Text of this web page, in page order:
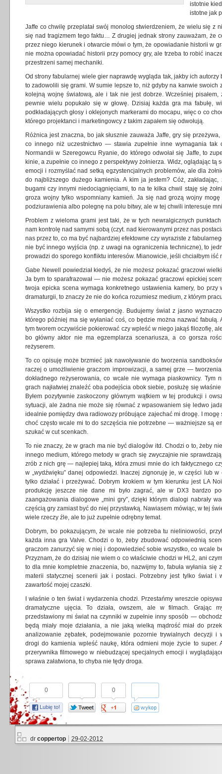
istotnie
istotne jak
Jaffe co chwilę przeplatał swój monolog stwierdzeniem, że wielu się z
się nad tragizmem tego faktu… Z drugiej jednak strony zauważam, że
przez niego kierunek i otwarcie mówi o tym, że opowiadanie historii w
nie można opowiadać historii przy pomocy gry, ale trzeba to robić
przestrzeni samej mechaniki.
Od strony fabularnej wiele gier naprawdę wygląda tak, jakby ich
to zadowolili się grami. W sumie lepsze to, niż gdyby na kanwie swoich
kolejną wojnę światową, ale i tak nie jest dobrze. Wcześniej
pewnie wielu popukało się w głowę. Dzisiaj każda gra ma fabułę,
podkładających głosy i oklejonych markerami do mocapu, więc o co
którego projektanci i marketingowcy z takim zapałem się odwołują.
Różnica jest znaczna, bo jak słusznie zauważa Jaffe, gry się
co innego niż uczestnictwo — stawia zupełnie inne wymagania tak
Normandii w Szeregowcu Ryanie, do którego odwołał się Jaffe, to
kinie, a zupełnie co innego z perspektywy żołnierza. Widz, oglądając tą
emocji i rozmyślać nad setką egzystencjalnych problemów, ale dla
do najbliższego dużego kamienia. A kim ja jestem? Cóż,
bugami czy innymi niedociągnięciami, to na te kilka chwil staję się
groza wojny tylko wspomniany kamień. Ja się nad grozą wojny
podziurawienia albo polegnę na polu bitwy, ale w tej chwili interesuje
Problem z wieloma grami jest taki, że w tych newralgicznych
nam kontrolę nad samymi sobą (czyt. nad kierowanymi przez nas
nas przez to, co ma być najbardziej efektowne czy wyraziste z
nie być innego wyjścia (np. z uwagi na ograniczenia techniczne), to
prowadzi do sporego konfliktu interesów. Mianowicie, jeśli chciałbym iść
Gabe Newell powiedział kiedyś, że nie możesz pokazać graczowi
Ja bym to sparafrazował — nie możesz pokazać graczowi epickiej
twoja epicka scena wymaga konkretnego ustawienia kamery, bo
dramaturgii, to znaczy że nie do końca rozumiesz medium, z którym
Wszystko rozbija się o emergencję. Budujemy świat z jasno
którego później ma się wyłaniać coś, co będzie można nazwać
tym tworem oczywiście pokierować czy wpleść w niego jakąś filozofię,
bo główny aktor nie ma egzemplarza scenariusza, a co gorsza
reżyserem.
To co opisuję może brzmieć jak nawoływanie do tworzenia
raczej o umożliwienie graczom improwizacji, a samej grze —
dokładnego reżyserowania, co wcale nie wymaga piaskownicy. Tym
grach najłatwiej znaleźć oba podejścia obok siebie, posłużę się
Byłem pozytywnie zaskoczony głównym wątkiem w tej produkcji i
sytuacji, ale żadna nie może się równać z wpasowaniem się ledwo
idealnie pomiędzy dwa radiowozy próbujące zajechać mi drogę. I
choć często wcale mi to do szczęścia nie potrzebne — ważniejsze są
szukać w cut scenkach.
To nie znaczy, że w grach ma nie być dialogów itd. Chodzi o to, żeby
innego medium, którego metody w grach się zwyczajnie nie
zrób z nich grę — najlepiej taką, która zmusi mnie do ich faktycznego
w „wydźwięku” danej odpowiedzi. Inaczej zignoruję je, w części lub w
tylko działać i przeżywać. Dobrym krokiem w tym kierunku jest LA
produkcję jeszcze nie dane mi było zagrać, ale w DX3 bardzo
zaangażowania dialogowe „mini gry”, dzięki którym dialogi nabrały
częścią gry zamiast być do niej przystawką. Nawiasem mówiąc, w tej
wiele rzeczy źle, ale to już zupełnie odrębny temat.
Dobrym, bo pokazującym, że wcale nie potrzeba tu nieliniowości,
każda inna gra Valve. Chodzi o to, żeby zbudować odpowiednią
graczom zanurzyć się w niej i dopowiedzieć sobie wszystko, co wcale
Przyznam, że do dzisiaj nie wiem o co właściwie chodzi w HL2, ani
to dla mnie kompletnie znaczenia, bo, nazwijmy to, fabuła wyłania
materii statycznej scenerii jak i postaci. Potrzebny jest tylko świat i
zawartość mojej czaszki.
I właśnie o ten świat i wydarzenia chodzi. Przestańmy wreszcie
dramatyczne ujęcia. To działa, owszem, ale w filmach. Grając
przedstawiony mi świat na czynniki w zupełnie inny sposób —
będą miały moje działania, a nie jaką wielką mądrość miał do
analizowanie zębatek, podejmowanie pozornie trywialnych decyzji i
drogi do kamienia wpleść naukę, która odmieni moje życie to super.
przerywnika filmowego w niebudzącej specjalnych emocji i
sprawa załatwiona, to chyba nie tędy droga.
0
Lubię to!
0
dr coppertop 29-02-2012